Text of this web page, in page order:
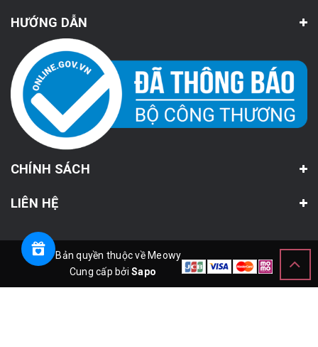
HƯỚNG DẪN
CHÍNH SÁCH
LIÊN HỆ
© Bản quyền thuộc về Meowy
Cung cấp bởiSapo